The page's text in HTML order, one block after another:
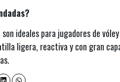
ideales para jugadores de
ligera, reactiva y con gran